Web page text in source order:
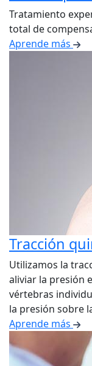
Tratamiento
total de
Aprende más
Tracción
Utilizamos la
aliviar la presión
vértebras
la presión sobre
Aprende más